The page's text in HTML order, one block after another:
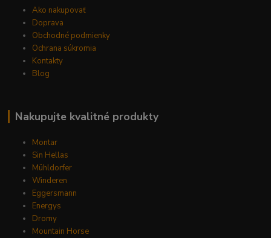
Ako nakupovať
Doprava
Obchodné podmienky
Ochrana súkromia
Kontakty
Blog
Nakupujte kvalitné produkty
Montar
Sin Hellas
Mühldorfer
Winderen
Eggersmann
Energys
Dromy
Mountain Horse